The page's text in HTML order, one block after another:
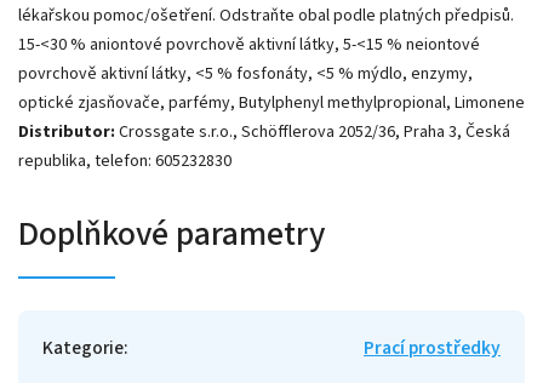
lékařskou pomoc/ošetření. Odstraňte obal podle platných předpisů.
15-<30 % aniontové povrchově aktivní látky, 5-<15 % neiontové
povrchově aktivní látky, <5 % fosfonáty, <5 % mýdlo, enzymy,
optické zjasňovače, parfémy, Butylphenyl methylpropional, Limonene
Distributor: Crossgate s.r.o., Schöfflerova 2052/36, Praha 3, Česká
republika, telefon: 605232830
Doplňkové parametry
Kategorie:
Prací prostředky